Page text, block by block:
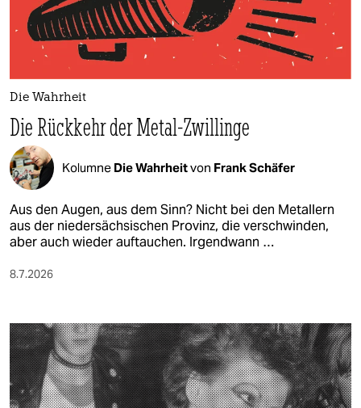
nord
wahrheit
verlag
veranstaltungen
shop
fragen & hilfe
unterstützen
genossenschaft
epaper login
Die Wahrheit
Die Rückkehr der Metal-Zwillinge
Kolumne Die Wahrheitvon Frank Schäfer
Aus den Augen, aus dem Sinn? Nicht bei den Metallern
aus der niedersächsischen Provinz, die verschwinden,
aber auch wieder auftauchen. Irgendwann …
8.7.2026